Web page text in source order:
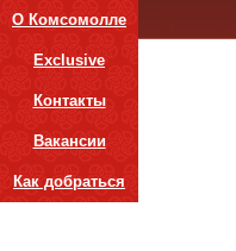
О Комсомолле
Exclusive
Контакты
Вакансии
Как добраться